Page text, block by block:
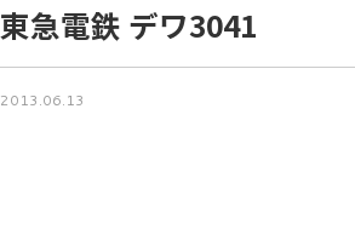
東急電鉄 デワ3041
2013.06.13